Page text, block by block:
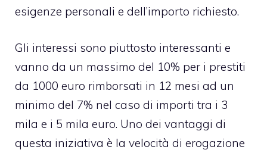
esigenze personali e dell’importo richiesto.
Gli interessi sono piuttosto interessanti e
vanno da un massimo del 10% per i prestiti
da 1000 euro rimborsati in 12 mesi ad un
minimo del 7% nel caso di importi tra i 3
mila e i 5 mila euro. Uno dei vantaggi di
questa iniziativa è la velocità di erogazione